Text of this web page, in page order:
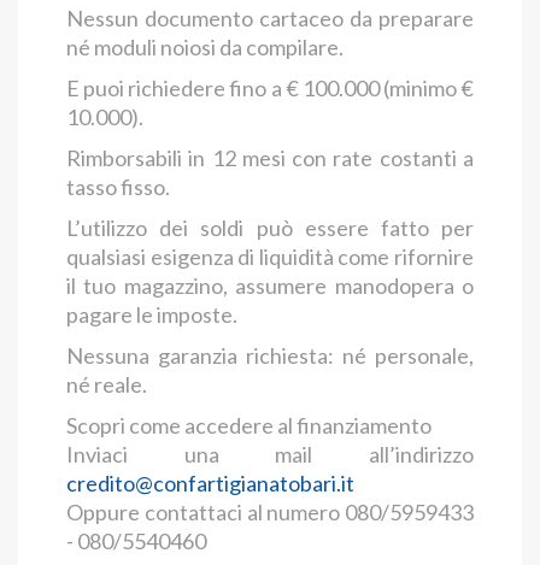
Nessun documento cartaceo da preparare
né moduli noiosi da compilare.
E puoi richiedere fino a € 100.000 (minimo €
10.000).
Rimborsabili in 12 mesi con rate costanti a
tasso fisso.
L’utilizzo dei soldi può essere fatto per
qualsiasi esigenza di liquidità come rifornire
il tuo magazzino, assumere manodopera o
pagare le imposte.
Nessuna garanzia richiesta: né personale,
né reale.
Scopri come accedere al finanziamento
Inviaci una mail all’indirizzo
credito@confartigianatobari.it
Oppure contattaci al numero 080/5959433
- 080/5540460